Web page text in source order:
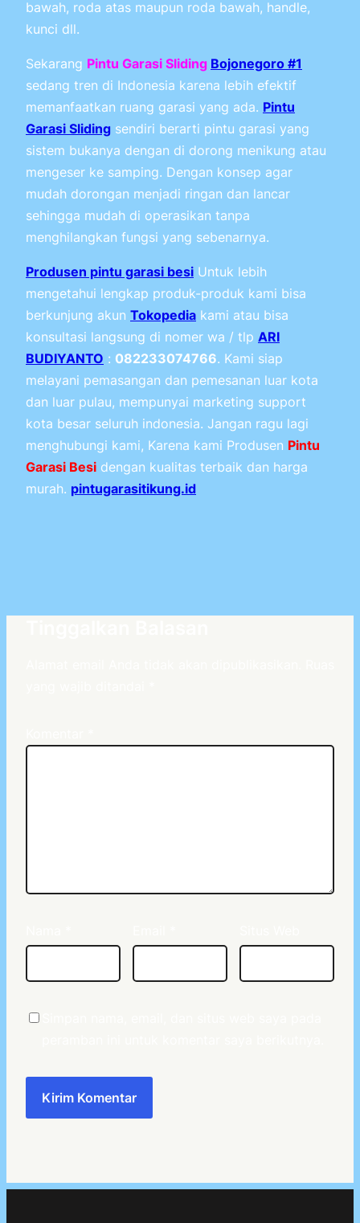
bawah, roda atas maupun roda bawah, handle,
kunci dll.
Sekarang Pintu Garasi Sliding Bojonegoro #1
sedang tren di Indonesia karena lebih efektif
memanfaatkan ruang garasi yang ada. Pintu
Garasi Sliding sendiri berarti pintu garasi yang
sistem bukanya dengan di dorong menikung atau
mengeser ke samping. Dengan konsep agar
mudah dorongan menjadi ringan dan lancar
sehingga mudah di operasikan tanpa
menghilangkan fungsi yang sebenarnya.
Produsen pintu garasi besi Untuk lebih
mengetahui lengkap produk-produk kami bisa
berkunjung akun Tokopedia kami atau bisa
konsultasi langsung di nomer wa / tlp ARI
BUDIYANTO : 082233074766. Kami siap
melayani pemasangan dan pemesanan luar kota
dan luar pulau, mempunyai marketing support
kota besar seluruh indonesia. Jangan ragu lagi
menghubungi kami, Karena kami Produsen Pintu
Garasi Besi dengan kualitas terbaik dan harga
murah. pintugarasitikung.id